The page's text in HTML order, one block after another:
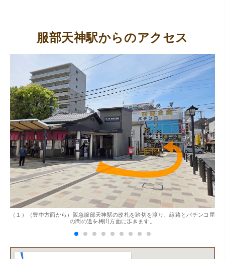
（大阪府東大阪市）ネットを見て安心できるお店であると
感じて飛び込みで訪問。飛びこみにも関わらず、とても親
切、丁ねいな対応をして頂き、思っていた以上の信用でき
るお店でした。満足いく金額で買い取って頂きました。あ
りがとうございます。
（兵庫県神戸市）別のお店でメール査定した際の1.5倍の金
額を提示いただけたので即決しました。楽器も安心してお
任せできそうです!
服部天神駅からのアクセス
（１）（豊中方面から）阪急服部天神駅の改札を踏切を渡り、線路とパチンコ屋
の間の道を梅田方面に歩きます。